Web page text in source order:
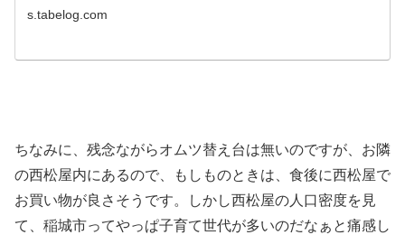
s.tabelog.com
ちなみに、残念ながらオムツ替え台は無いのですが、お隣
の西松屋内にあるので、もしものときは、食後に西松屋で
お買い物が良さそうです。しかし西松屋の人口密度を見
て、稲城市ってやっぱ子育て世代が多いのだなぁと痛感し